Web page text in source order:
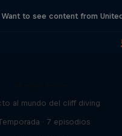
Want to see content from
al mundo del cliff diving
· 7 episodios